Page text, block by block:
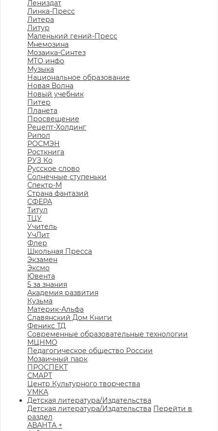
Лениздат
Линка-Пресс
Литера
Литур
Маленький гений-Пресс
Мнемозина
Мозаика-Синтез
МТО инфо
Музыка
Национальное образование
Новая Волна
Новый учебник
Питер
Планета
Просвещение
Рецепт-Холдинг
Рипол
РОСМЭН
Росткнига
РУЗ Ко
Русское слово
Солнечные ступеньки
Спектр-М
Страна фантазий
СФЕРА
Титул
ТЦУ
Учитель
УчЛит
Флер
Школьная Пресса
Экзамен
Эксмо
Ювента
5 за знания
Академия развития
Кузьма
Материк-Альфа
Славянский Дом Книги
Феникс ТД
Современные образовательные технологии
МЦНМО
Педагогическое общество России
Мозаичный парк
ПРОСПЕКТ
СМАРТ
Центр Культурного творчества
УМКА
Детская литература/Издательства
Детская литература/Издательства Перейти в
раздел
АВАНТА +